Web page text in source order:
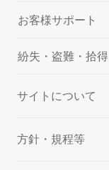
お客様サポート
紛失・盗難・拾得
サイトについて
方針・規程等